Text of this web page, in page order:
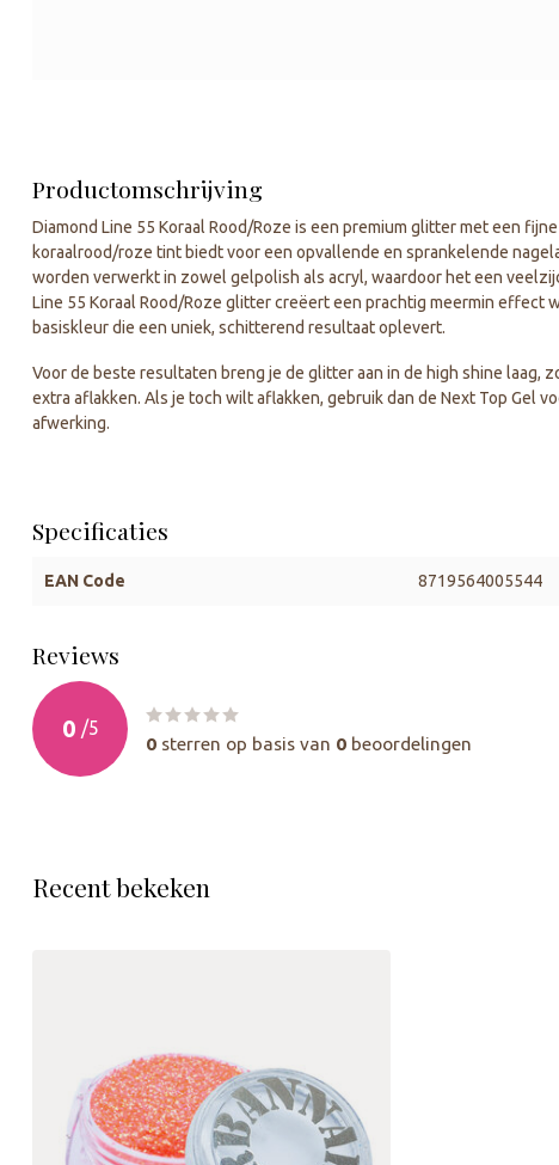
Productomschrijving
Diamond Line 55 Koraal Rood/Roze is een premium glitter met een
koraalrood/roze tint biedt voor een opvallende en sprankelende
worden verwerkt in zowel gelpolish als acryl, waardoor het een
Line 55 Koraal Rood/Roze glitter creëert een prachtig meermin effect
basiskleur die een uniek, schitterend resultaat oplevert.
Voor de beste resultaten breng je de glitter aan in de high shine laag,
extra aflakken. Als je toch wilt aflakken, gebruik dan de Next Top Gel
afwerking.
Specificaties
EAN Code 8719564005544
Reviews
0 /5
0 sterren op basis van 0 beoordelingen
Recent bekeken